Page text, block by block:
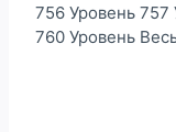
756 Уровень 757
760 Уровень